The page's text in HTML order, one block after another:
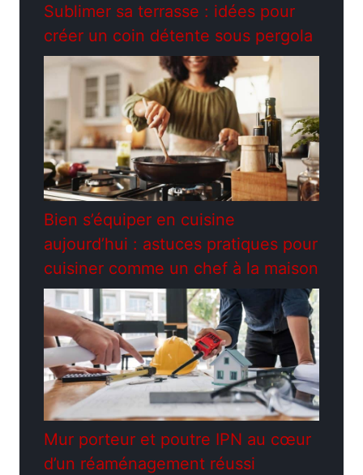
Sublimer sa terrasse : idées pour
créer un coin détente sous pergola
Bien s’équiper en cuisine
aujourd’hui : astuces pratiques pour
cuisiner comme un chef à la maison
Mur porteur et poutre IPN au cœur
d’un réaménagement réussi